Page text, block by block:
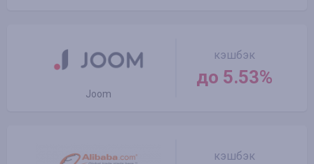
Joom
кэшбэк
до 5.53%
кэшбэк